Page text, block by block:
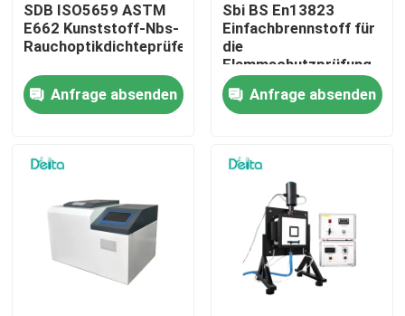
Zu Hause
Produkte
Videos
Über uns
Werksbesichtigung
SDB ISO5659 ASTM
E662 Kunststoff-Nbs-
Rauchoptikdichteprüfer
Anfrage absenden
Sbi BS En13823
Einfachbrennstoff für
die
Flammschutzprüfung
Anfrage absenden